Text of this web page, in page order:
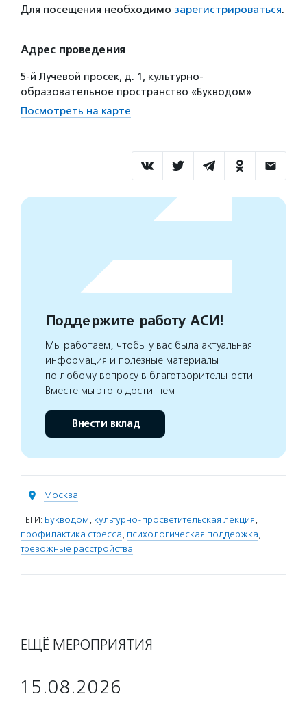
Для посещения необходимо зарегистрироваться.
Адрес проведения
5-й Лучевой просек, д. 1, культурно-
образовательное пространство «Букводом»
Посмотреть на карте
Поддержите работу АСИ!
Мы работаем, чтобы у вас была актуальная
информация и полезные материалы
по любому вопросу в благотворительности.
Вместе мы этого достигнем
Внести вклад
Москва
ТЕГИ: Букводом, культурно-просветительская лекция,
профилактика стресса, психологическая поддержка,
тревожные расстройства
ЕЩЁ МЕРОПРИЯТИЯ
15.08.2026